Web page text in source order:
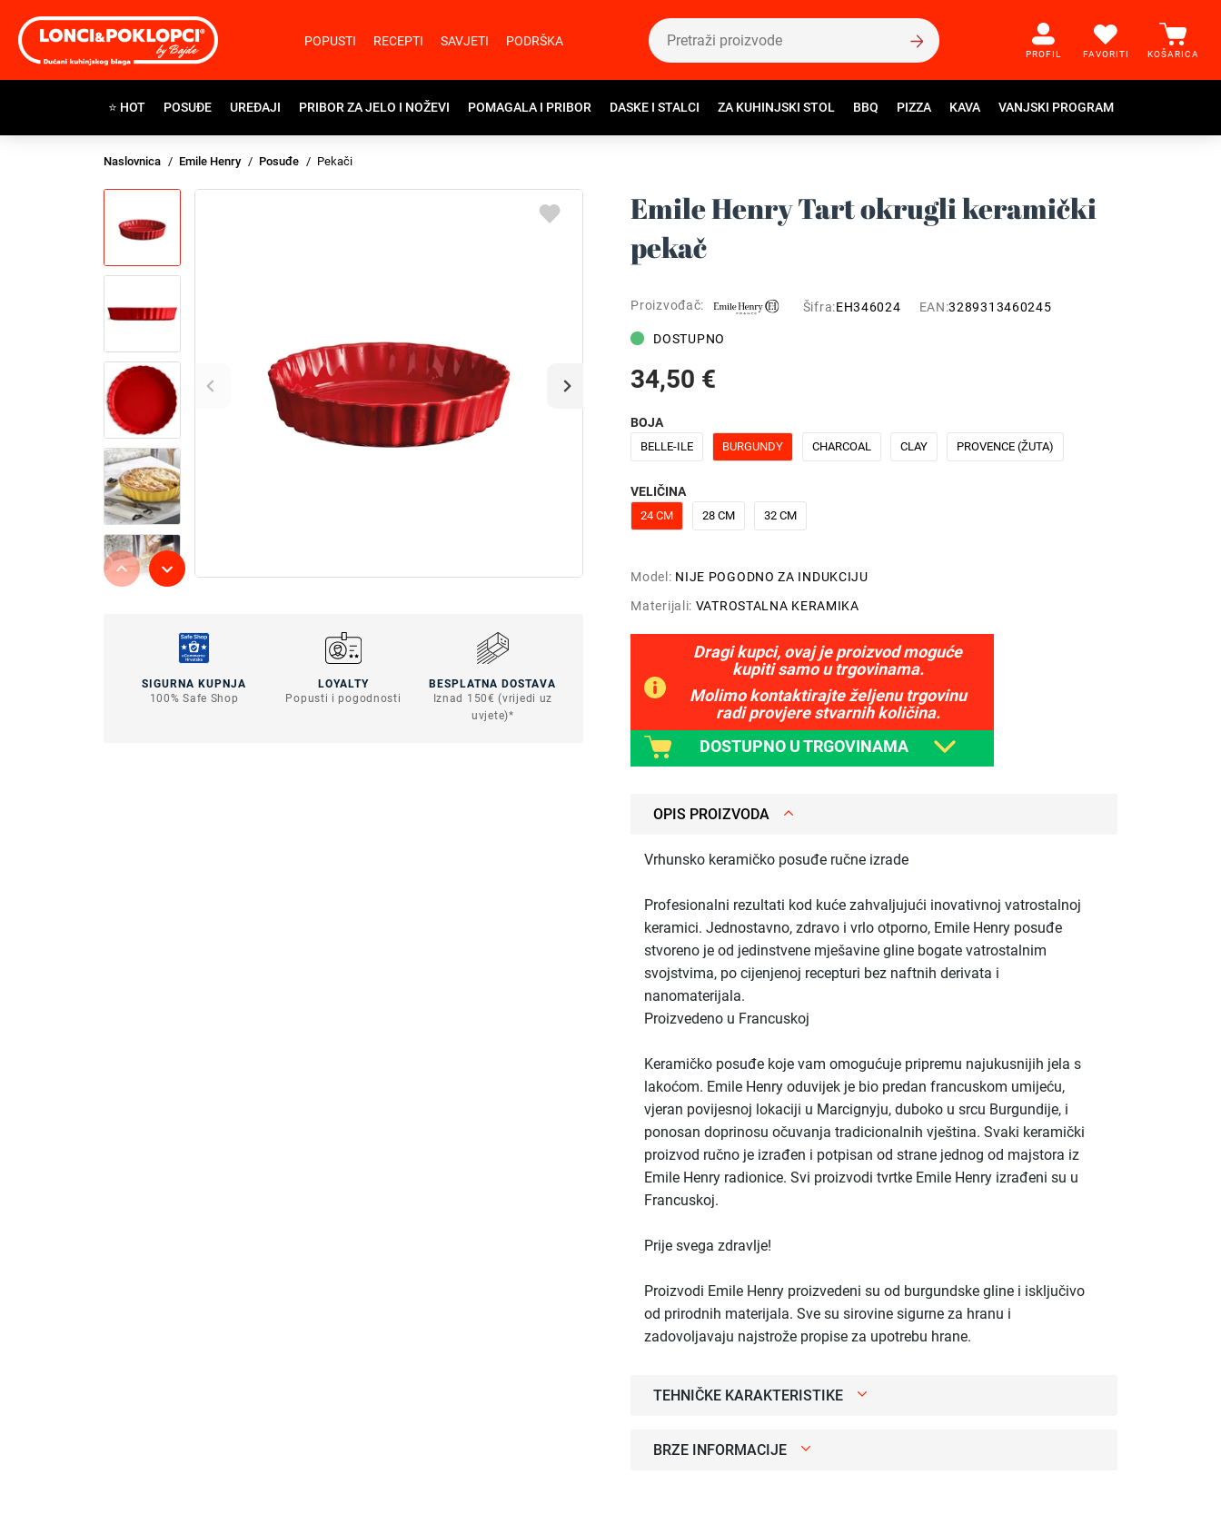
POPUSTI RECEPTI SAVJETI PODRŠKA
PROFIL FAVORITI KOŠARICA
⭐ HOT POSUĐE UREĐAJI PRIBOR ZA JELO I NOŽEVI POMAGALA I PRIBOR DASKE I STALCI ZA KUHINJSKI STOL BBQ PIZZA KAVA VANJSKI PROGRAM
Naslovnica Emile Henry Posuđe Pekači
SIGURNA KUPNJA
100% Safe Shop
LOYALTY
Popusti i pogodnosti
BESPLATNA DOSTAVA
Iznad 150€ (vrijedi uz
uvjete)*
Emile Henry Tart okrugli keramički
pekač
Proizvođač: Šifra:EH346024 EAN:3289313460245
DOSTUPNO
34,50 €
BOJA
BELLE-ILE BURGUNDY CHARCOAL CLAY PROVENCE (ŽUTA)
VELIČINA
24 CM 28 CM 32 CM
Model: NIJE POGODNO ZA INDUKCIJU
Materijali: VATROSTALNA KERAMIKA
Dragi kupci, ovaj je proizvod moguće
kupiti samo u trgovinama.
Molimo kontaktirajte željenu trgovinu
radi provjere stvarnih količina.
DOSTUPNO U TRGOVINAMA
OPIS PROIZVODA
Vrhunsko keramičko posuđe ručne izrade
Profesionalni rezultati kod kuće zahvaljujući inovativnoj vatrostalnoj
keramici. Jednostavno, zdravo i vrlo otporno, Emile Henry posuđe
stvoreno je od jedinstvene mješavine gline bogate vatrostalnim
svojstvima, po cijenjenoj recepturi bez naftnih derivata i
nanomaterijala.
Proizvedeno u Francuskoj
Keramičko posuđe koje vam omogućuje pripremu najukusnijih jela s
lakoćom. Emile Henry oduvijek je bio predan francuskom umijeću,
vjeran povijesnoj lokaciji u Marcignyju, duboko u srcu Burgundije, i
ponosan doprinosu očuvanja tradicionalnih vještina. Svaki keramički
proizvod ručno je izrađen i potpisan od strane jednog od majstora iz
Emile Henry radionice. Svi proizvodi tvrtke Emile Henry izrađeni su u
Francuskoj.
Prije svega zdravlje!
Proizvodi Emile Henry proizvedeni su od burgundske gline i isključivo
od prirodnih materijala. Sve su sirovine sigurne za hranu i
zadovoljavaju najstrože propise za upotrebu hrane.
TEHNIČKE KARAKTERISTIKE
BRZE INFORMACIJE